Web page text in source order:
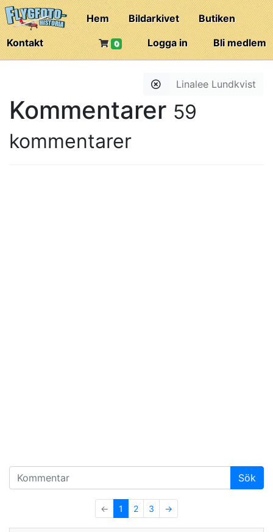
Hem Bildarkivet
Butiken
Kontakt
Bli medlem
Logga in
0
Linalee Lundkvist
Kommentarer 59
kommentarer
← 1 2 3 →